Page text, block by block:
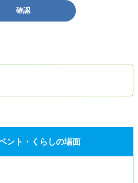
確認
ント・くらしの場面